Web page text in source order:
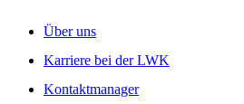
Über uns
Karriere bei der LWK
Kontaktmanager